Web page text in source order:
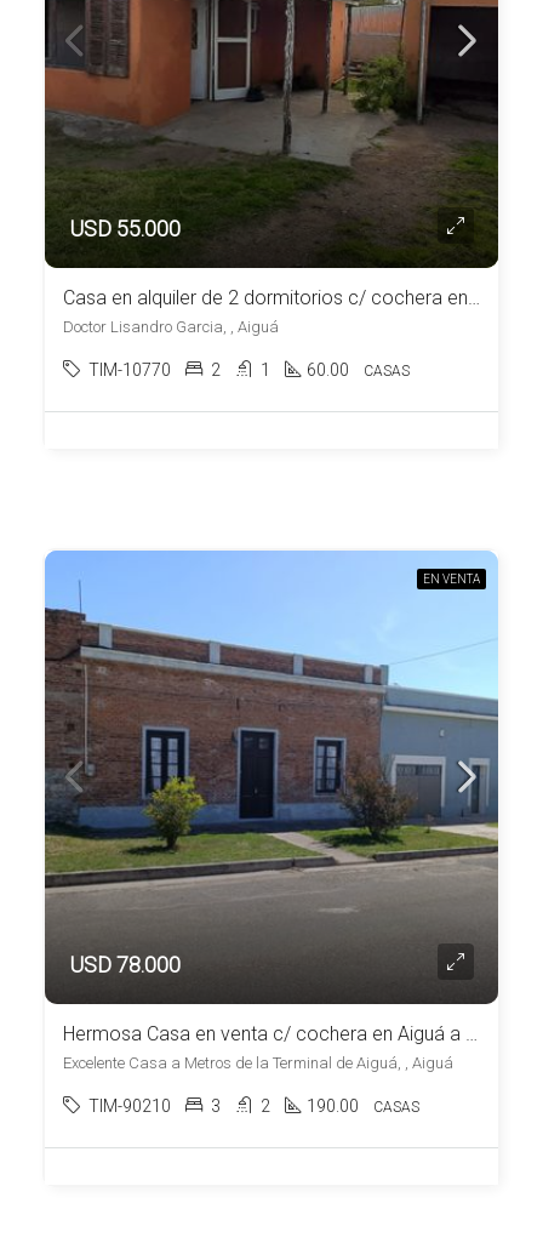
USD 55.000
Casa en alquiler de 2 dormitorios c/ cochera en Aiguá
Doctor Lisandro Garcia, , Aiguá
TIM-10770 2 1 60.00 CASAS
EN VENTA
USD 78.000
Hermosa Casa en venta c/ cochera en Aiguá a una cuadra de la Plaza
Excelente Casa a Metros de la Terminal de Aiguá, , Aiguá
TIM-90210 3 2 190.00 CASAS